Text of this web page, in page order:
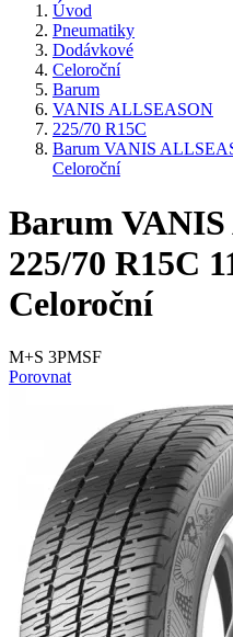
Úvod
Pneumatiky
Dodávkové
Celoroční
Barum
VANIS ALLSEASON
225/70 R15C
Barum VANIS
Celoroční
Barum
225/70 R15C
Celoroční
M+S 3PMSF
Porovnat